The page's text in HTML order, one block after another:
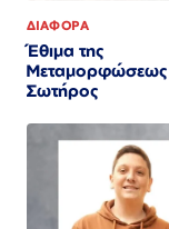
ΔΙΑΦΟΡΑ
Έθιμα της
Μεταμορφώσεως
Σωτήρος